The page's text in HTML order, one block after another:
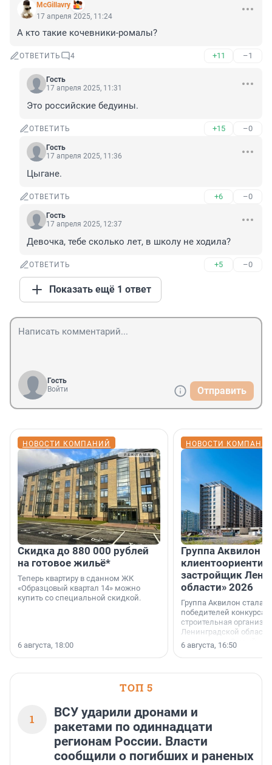
McGillavry
17 апреля 2025, 11:24
А кто такие кочевники-ромалы?
ОТВЕТИТЬ 4 +11 –1
Гость
17 апреля 2025, 11:31
Это российские бедуины.
ОТВЕТИТЬ +15 –0
Гость
17 апреля 2025, 11:36
Цыгане.
ОТВЕТИТЬ +6 –0
Гость
17 апреля 2025, 12:37
Девочка, тебе сколько лет, в школу не ходила?
ОТВЕТИТЬ +5 –0
Показать ещё 1 ответ
Гость
Войти
Отправить
НОВОСТИ КОМПАНИЙ
Скидка до 880 000 рублей
на готовое жильё*
Теперь квартиру в сданном ЖК
«Образцовый квартал 14» можно
купить со специальной скидкой.
6 августа, 18:00
НОВОСТИ
Группа Аквилон
застройщик
области» 2026
Группа Аквилон стала
победителей конкурса
строительная
Ленинградской области
номинации «Самый
застройщик
области».
6 августа, 16:50
ТОП 5
1
ВСУ ударили дронами и
ракетами по одиннадцати
регионам России. Власти
сообщили о погибших и раненых